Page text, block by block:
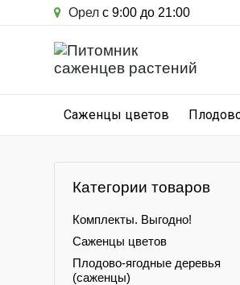
Орел с 9:00 до 21:00
Саженцы цветов
Категории товаров
Комплекты. Выгодно!
Саженцы цветов
Плодово-ягодные деревья
(саженцы)